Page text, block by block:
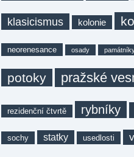
klasicismus kolonie
neorenesance osady
potoky pražské
rezidenční čtvrtě rybníky
sochy statky usedlosti